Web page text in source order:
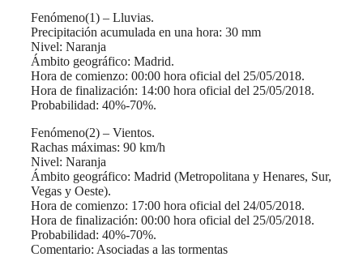
Fenómeno(1) – Lluvias.
Precipitación acumulada en una hora: 30 mm
Nivel: Naranja
Ámbito geográfico: Madrid.
Hora de comienzo: 00:00 hora oficial del 25/05/2018.
Hora de finalización: 14:00 hora oficial del 25/05/2018.
Probabilidad: 40%-70%.
Fenómeno(2) – Vientos.
Rachas máximas: 90 km/h
Nivel: Naranja
Ámbito geográfico: Madrid (Metropolitana y Henares, Sur,
Vegas y Oeste).
Hora de comienzo: 17:00 hora oficial del 24/05/2018.
Hora de finalización: 00:00 hora oficial del 25/05/2018.
Probabilidad: 40%-70%.
Comentario: Asociadas a las tormentas